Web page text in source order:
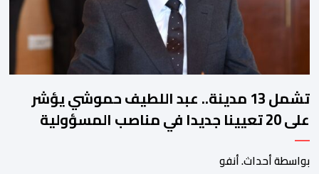
تشمل 13 مدينة.. عبد اللطيف حموشي يؤشر
على 20 تعيينا جديدا في مناصب المسؤولية
بمصالح الأمن الوطني
بواسطة أحداث. أنفو